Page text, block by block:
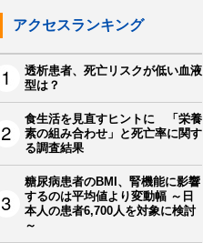
アクセスランキング
透析患者、死亡リスクが低い血液
型は？
食生活を見直すヒントに 「栄養
素の組み合わせ」と死亡率に関す
る調査結果
糖尿病患者のBMI、腎機能に影響
するのは平均値より変動幅 ～日
本人の患者6,700人を対象に検討
～